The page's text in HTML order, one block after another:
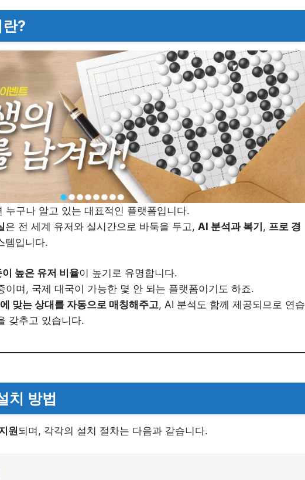
?
누구나 알고 있는 대표적인 플랫폼입니다.
은 전 세계 유저와 실시간으로 바둑을 두고, AI 분석과 복기 , 프로 경
템입니다.
높은 유저 비율이 높기로 유명합니다.
이며, 국제 대국이 가능한 몇 안 되는 플랫폼이기도 하죠.
맞는 상대를 자동으로 매칭해주고, AI 분석도 함께 제공되므로 연습
갖추고 있습니다.
치 방법
원되며, 각각의 설치 절차는 다음과 같습니다.